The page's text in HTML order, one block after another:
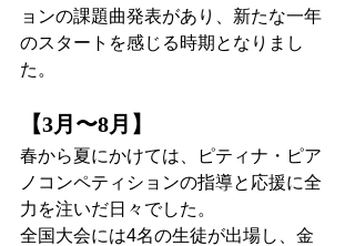
ョンの課題曲発表があり、新たな一年
のスタートを感じる時期となりまし
た。
【3月〜8月】
春から夏にかけては、ピティナ・ピア
ノコンペティションの指導と応援に全
力を注いだ日々でした。
全国大会には4名の生徒が出場し、金